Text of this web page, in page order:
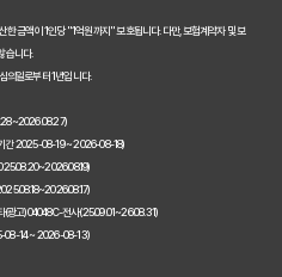
비교하고 고르는 완벽 가이드
비교견적: 숨은 혜택 찾고 보험료 낮추는
이트, 숨겨진 할인 꿀팁으로 진짜 최저가
는 법: 2026년 견적, 숨겨진 할인 꿀팁 대
금액이 1인당 "1억원까지" 보호됩니다. 다만, 보험계약자 및 보
습니다.
의일로부터 1년입니다.
간 2025-08-19 ~ 2026-08-18)
광고)04048C-전사(25.09.01~26.08.31)
08-14 ~ 2026-08-13)